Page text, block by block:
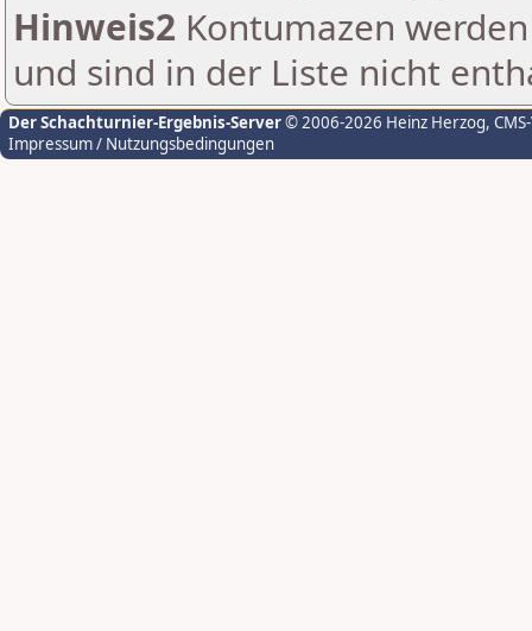
Hinweis2 Kontumazen
und sind in der Liste nicht
Der Schachturnier-Ergebnis-Server© 2006-2026 Heinz Herzog,
Impressum / Nutzungsbedingungen